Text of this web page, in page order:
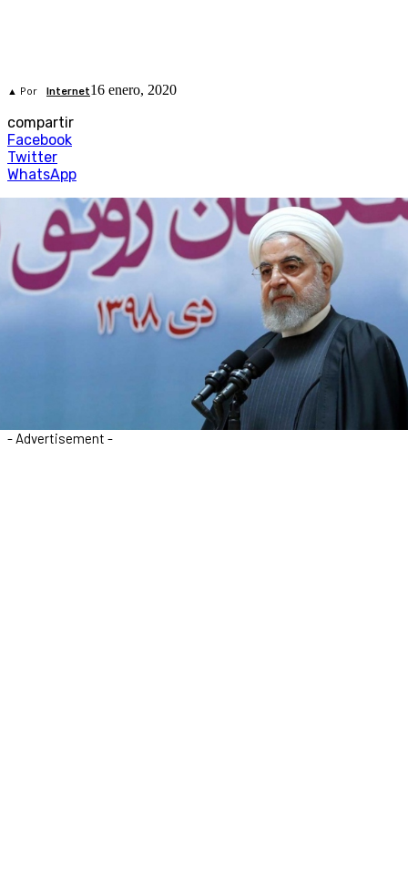
▲ Por Internet16 enero, 2020
compartir
Facebook
Twitter
WhatsApp
- Advertisement -